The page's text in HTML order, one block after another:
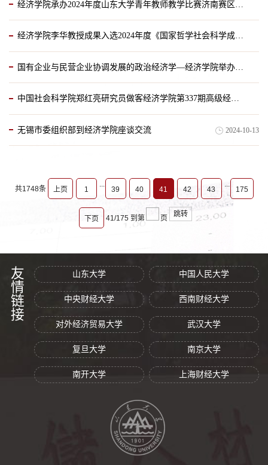
经济学院李华教授成果入选2024年度《国家哲学社会科学成果文库》
中国社会科学院郑红亮研究员做客经济学院第337期高级经济学讲座
无锡市委组织部到经济学院座谈交流 2024-10-13
共1748条 上页 1 39 40 41 42 43 175
下页 41/175 到第 页
跳转
友情链接 山东大学 中国人民大学
中央财经大学 西南财经大学
对外经济贸易大学 武汉大学
复旦大学 南京大学
南开大学 上海财经大学